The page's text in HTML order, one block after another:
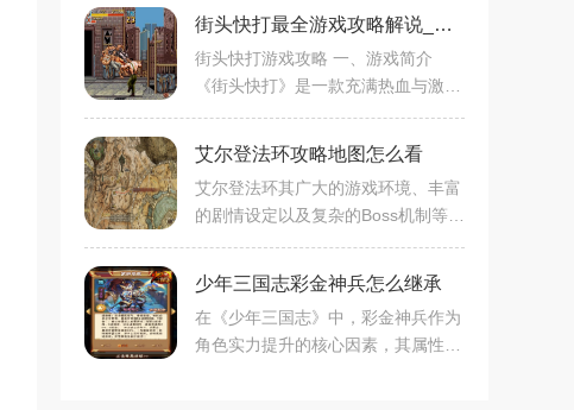
且需要玩家不断的尝试和摸索，逐渐
理解金庸先生笔下的江湖道义和人情
街头快打最全游戏攻略解说_街头快打最新游戏技巧通关
街头快打游戏攻略 一、游戏简介
《街头快打》是一款充满热血与激情
洁明快的画风，生动地展现了紧张刺
艾尔登法环攻略地图怎么看
艾尔登法环其广大的游戏环境、丰富
的剧情设定以及复杂的Boss机制等，
艾尔登法环地图的复杂设计以及众多
隐藏的机关与宝藏，也给玩家们
少年三国志彩金神兵怎么继承
在《少年三国志》中，彩金神兵作为
角色实力提升的核心因素，其属性的